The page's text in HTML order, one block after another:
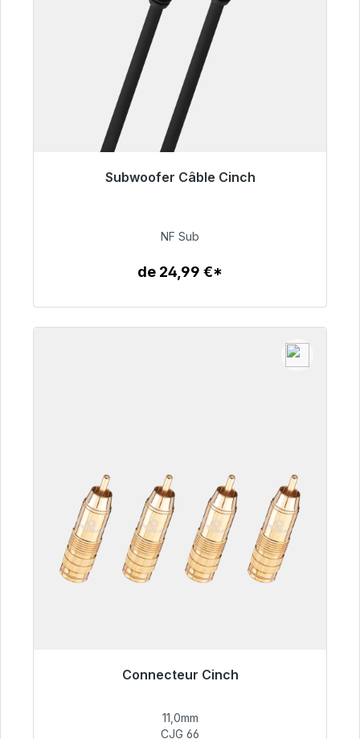
Subwoofer Câble Cinch
63,99 €
NF Sub
de 24,99 €*
Connecteur Cinch
55,99 €
11,0mm
CJG 66